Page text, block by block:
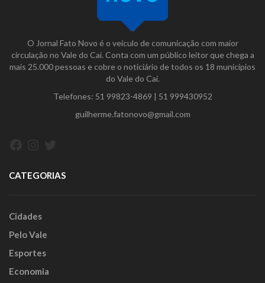
O Jornal Fato Novo é o veículo de comunicação com maior
circulação no Vale do Caí. Conta com um público leitor que chega a
mais 25.000 pessoas e cobre o noticiário de todos os 18 municípios
do Vale do Caí.
Telefones: 51 99823-4869 | 51 999430952
guilherme.fatonovo@gmail.com
CATEGORIAS
Cidades
Pelo Vale
Esportes
Economia